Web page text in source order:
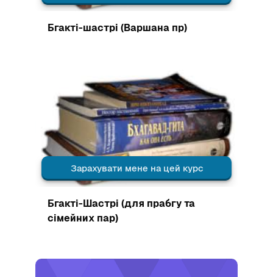
Зображення курсу
Бгакті-шастрі (Варшана пр)
Зарахувати мене на цей курс
Зображення курсу" Бгакті-Шастрі (для прабгу та
Зображення курсу
Бгакті-Шастрі (для прабгу та
сімейних пар)
Зображення курсу" Бгакі-вайбгава (матеріали для